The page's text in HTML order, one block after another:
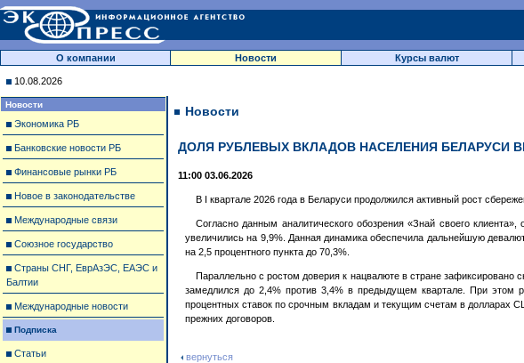
О компании Новости Курсы валют
10.08.2026
Новости
Экономика РБ
Банковские новости РБ
Финансовые рынки РБ
Новое в законодательстве
Международные связи
Союзное государство
Страны СНГ, ЕврАзЭС, ЕАЭС и
Балтии
Международные новости
Подписка
Статьи
Новости
ДОЛЯ РУБЛЕВЫХ ВКЛАДОВ НАСЕЛЕНИЯ БЕЛАРУСИ
11:00 03.06.2026
В I квартале 2026 года в Беларуси продолжился активный рост
Согласно данным аналитического обозрения «Знай своего
увеличились на 9,9%. Данная динамика обеспечила дальнейшую
на 2,5 процентного пункта до 70,3%.
Параллельно с ростом доверия к нацвалюте в стране
замедлился до 2,4% против 3,4% в предыдущем квартале. При этом
процентных ставок по срочным вкладам и текущим счетам в долларах
прежних договоров.
вернуться